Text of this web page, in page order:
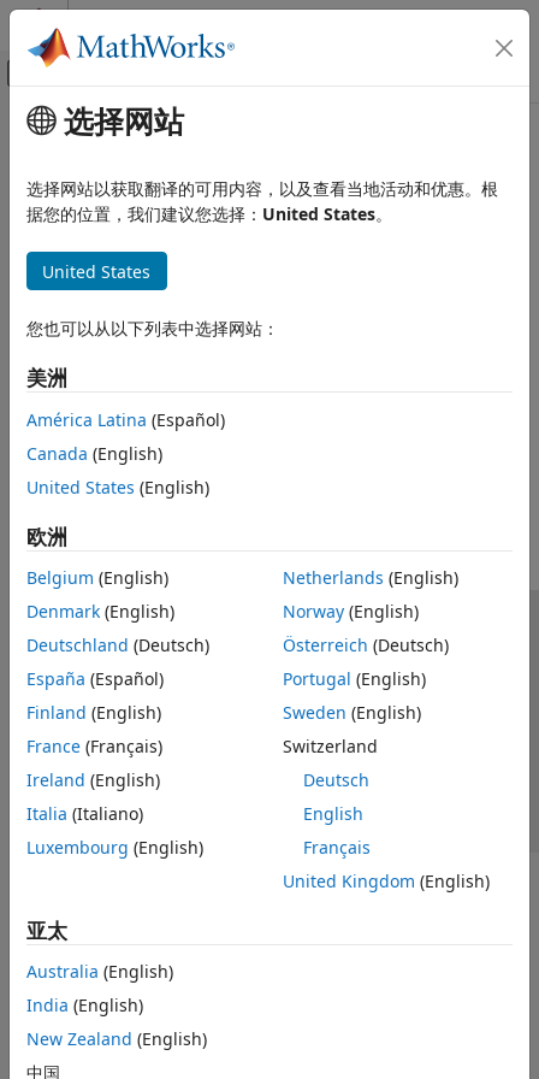
跳到内容
画布外导航菜单切换
文档主页
主要内容
本页内容对您有帮助吗？
选择网站
选择网站以获取翻译的可用内容，以及查看当地活动和优惠。根
据您的位置，我们建议您选择： United States。
United States
您也可以从以下列表中选择网站：
美洲
América Latina (Español)
Canada (English)
United States (English)
欧洲
Belgium (English)
Denmark (English)
Deutschland (Deutsch)
España (Español)
Finland (English)
France (Français)
Ireland (English)
Italia (Italiano)
Luxembourg (English)
Netherlands (English)
Norway(English)
Österreich (Deutsch)
Portugal (English)
Sweden (English)
Switzerland
Deutsch
English
Français
United Kingdom (English)
亚太
Australia (English)
India (English)
New Zealand (English)
中国
信任中心 商标 隐私政策 防盗版
应用程序状态
联系我们
© 1994-2026 The MathWorks, Inc.